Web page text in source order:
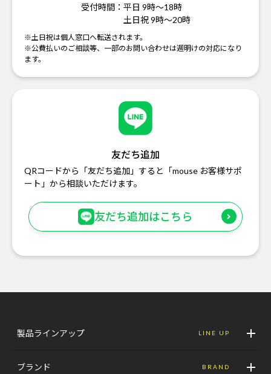
受付時間： 平日 9時～18時
土日祝 9時～20時
※土日祝は個人窓口へ転送されます。
※公費払いのご相談等、一部のお問い合わせは週明けの対応になり
ます。
友だち追加
QRコードから「友だち追加」すると「mouse お客様サポ
ート」から相談いただけます。
友だち追加はこちら
製品ラインアップ LINE UP
ブランド BRAND